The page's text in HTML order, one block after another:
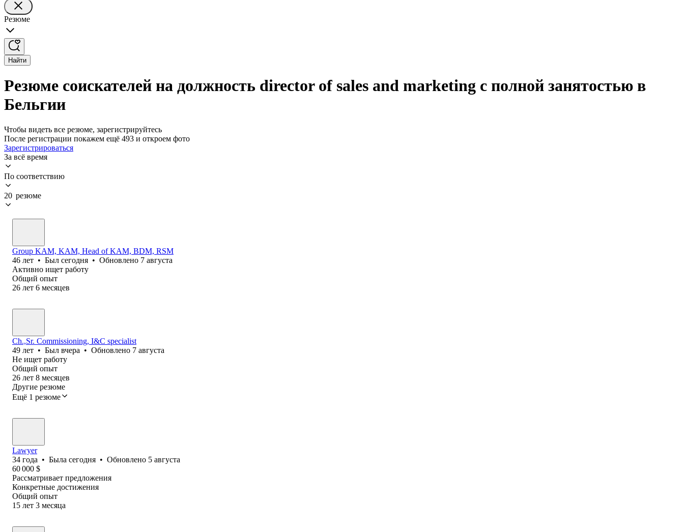
Резюме
Найти
Резюме соискателей на должность director of sales and marketing с полной занятостью в
Бельгии
Чтобы видеть все резюме, зарегистрируйтесь
После регистрации покажем ещё 493 и откроем фото
Зарегистрироваться
За всё время
По соответствию
20 резюме
Group KAM, KAM, Head of KAM, BDM, RSM
46 лет • Был сегодня • Обновлено 7 августа
Активно ищет работу
Общий опыт
26 лет 6 месяцев
Ch.,Sr. Commissioning, I&C specialist
49 лет • Был вчера • Обновлено 7 августа
Не ищет работу
Общий опыт
26 лет 8 месяцев
Другие резюме
Ещё 1 резюме
Lawyer
34 года • Была сегодня • Обновлено 5 августа
60 000 $
Рассматривает предложения
Конкретные достижения
Общий опыт
15 лет 3 месяца